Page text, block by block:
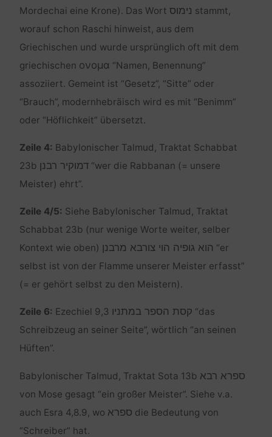
Mordechai eine Krone). Das Wort נימוס stammt,
worauf schon Raschi hinweist, aus dem
Griechischen und wurde ursprünglich oft mit dem
griechischen ονομα “Namen, Benennung”
assoziiert. Gemeint ist “Gesetz”, “Sitte” oder
“Brauch”, modernhebräisch wird es mit “Benimm”
oder “Höflichkeit” übersetzt.
Zeile 4: Babylonischer Talmud, Traktat Schabbat
23b דמוקיר רבנן“wer die Rabbanan (= unsere
Meister) ehrt”.
Zeile 4/5: Siehe Babylonischer Talmud, Traktat
Schabbat 23b (nur wenige Worte weiter, selber
Kontext wie oben) הוא גופיה הוי צורבא מרבנן “er
selbst ist von der Flamme unserer Meister erfasst”
(= er gehört selbst zu den Meistern).
Zeile 6: Ezechiel 9,3 קסת הספר במתניו “das
Schreibzeug an seiner Seite”, wörtlich “an seinen
Hüften”.
Babylonischer Talmud, Traktat Sota 13b ספרא רבא
von Mose gesagt “ein großer Meister”. Siehe v.a.
auch Esra 4,8.9, wo ספרא die Bedeutung von
“Schreiber” hat.